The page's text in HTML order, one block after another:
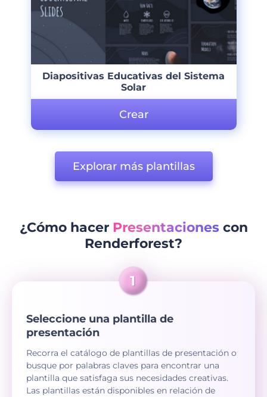
Diapositivas Educativas del Sistema
Solar
Crear
Explorar más plantillas
¿Cómo hacer Presentaciones con
Renderforest?
Seleccione una plantilla de
presentación
Recorra el catálogo de plantillas de presentación o
busque por palabras claves para encontrar una
plantilla que satisfaga sus necesidades creativas.
Las plantillas están disponibles en relación de